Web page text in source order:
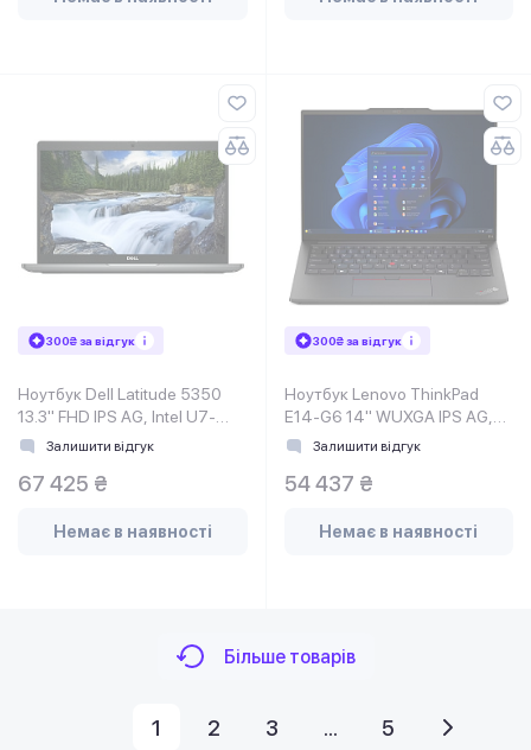
300₴ за відгук
Ноутбук Dell Latitude 5350
13.3" FHD IPS AG, Intel U7-
165U, 16GB, F512GB, UMA,
Залишити відгук
67 425 ₴
Немає в наявності
300₴ за відгук
Ноутбук Lenovo ThinkPad
E14-G6 14" WUXGA IPS AG,
Intel U5-125U, 32GB, F1TB,
Залишити відгук
54 437 ₴
Немає в наявності
Більше товарів
1 2 3 ... 5